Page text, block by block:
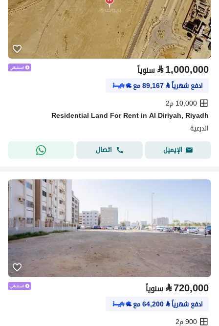
⃁1,000,000 سنوياً
ادفع شهرياً⃁
89,167مع
10,000 م2
Residential Land For Rent in Al Diriyah, Riyadh
الدرعية
الإيميل
اتصال
⃁720,000 سنوياً
ادفع شهرياً⃁
64,200مع
900 م2